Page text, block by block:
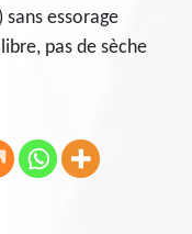
essorage
pas de sèche